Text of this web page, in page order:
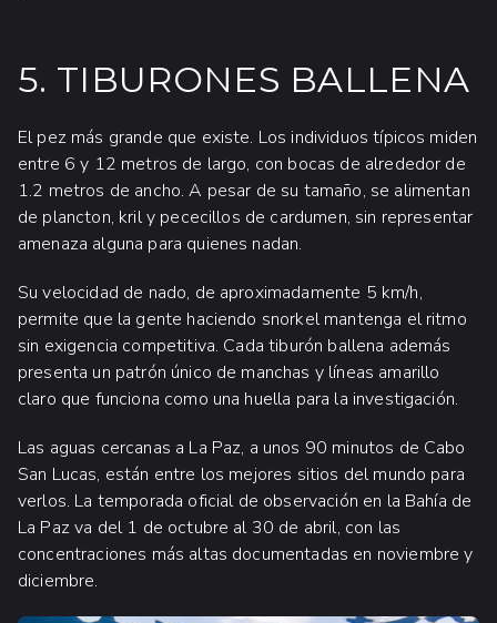
5. TIBURONES BALLENA
El pez más grande que existe. Los individuos típicos miden
entre 6 y 12 metros de largo, con bocas de alrededor de
1.2 metros de ancho. A pesar de su tamaño, se alimentan
de plancton, kril y pececillos de cardumen, sin representar
amenaza alguna para quienes nadan.
Su velocidad de nado, de aproximadamente 5 km/h,
permite que la gente haciendo snorkel mantenga el ritmo
sin exigencia competitiva. Cada tiburón ballena además
presenta un patrón único de manchas y líneas amarillo
claro que funciona como una huella para la investigación.
Las aguas cercanas a La Paz, a unos 90 minutos de Cabo
San Lucas, están entre los mejores sitios del mundo para
verlos. La temporada oficial de observación en la Bahía de
La Paz va del 1 de octubre al 30 de abril, con las
concentraciones más altas documentadas en noviembre y
diciembre.